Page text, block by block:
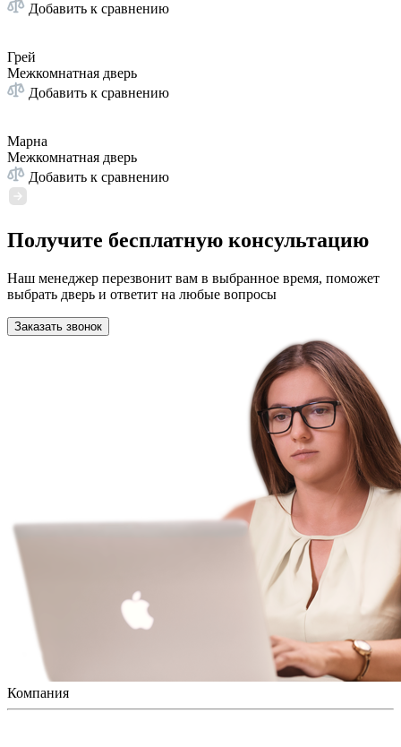
Добавить к сравнению
Грей
Межкомнатная дверь
Добавить к сравнению
Марна
Межкомнатная дверь
Добавить к сравнению
Получите бесплатную консультацию
Наш менеджер перезвонит вам в выбранное время, поможет
выбрать дверь и ответит на любые вопросы
Заказать звонок
Компания